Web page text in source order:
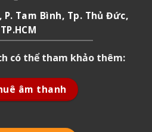
Tam Bình, Tp. Thủ Đức,
TP.HCM
có thể tham khảo thêm:
âm thanh